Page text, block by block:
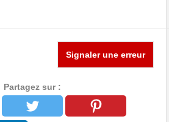
Signaler une erreur
Partagez sur :